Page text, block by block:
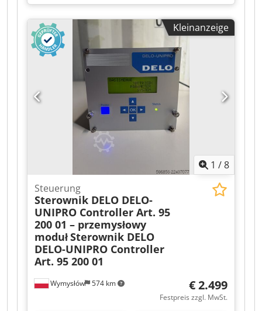
gebraucht, normale Gebrauchsspuren, 100%
funktionsfähig ACHTUNG: Kosten für Verpackung
und Versand bitte separat anfragen!
ATTENTION: Please inquire for charges for
packing and transport separately! Dkodpfxszr
Kleinanzeige
1 /8
Wymysłów 574 km
Steuerung
Sterownik DELO DELO-
UNIPRO Controller Art. 95
200 01 – przemysłowy
modułSterownik DELO
DELO-UNIPRO Controller
Art. 95 200 01
€ 2.499
Festpreis zzgl. MwSt.